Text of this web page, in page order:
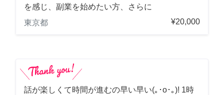
を感じ、副業を始めたい方、さらに
東京都
¥20,000
話が楽しくて時間が進むの早い早い(｡･о･｡)! 1時